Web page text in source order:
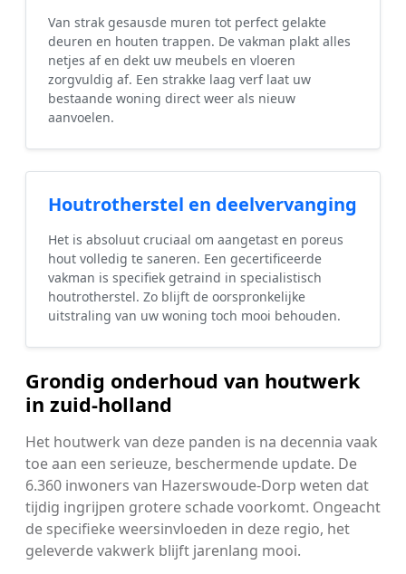
Van strak gesausde muren tot perfect gelakte
deuren en houten trappen. De vakman plakt alles
netjes af en dekt uw meubels en vloeren
zorgvuldig af. Een strakke laag verf laat uw
bestaande woning direct weer als nieuw
aanvoelen.
Houtrotherstel en deelvervanging
Het is absoluut cruciaal om aangetast en poreus
hout volledig te saneren. Een gecertificeerde
vakman is specifiek getraind in specialistisch
houtrotherstel. Zo blijft de oorspronkelijke
uitstraling van uw woning toch mooi behouden.
Grondig onderhoud van houtwerk
in zuid-holland
Het houtwerk van deze panden is na decennia vaak
toe aan een serieuze, beschermende update. De
6.360 inwoners van Hazerswoude-Dorp weten dat
tijdig ingrijpen grotere schade voorkomt. Ongeacht
de specifieke weersinvloeden in deze regio, het
geleverde vakwerk blijft jarenlang mooi.